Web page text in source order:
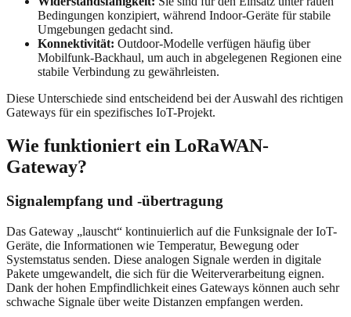
Bedingungen konzipiert, während Indoor-Geräte für stabile
Umgebungen gedacht sind.
Konnektivität: Outdoor-Modelle verfügen häufig über
Mobilfunk-Backhaul, um auch in abgelegenen Regionen eine
stabile Verbindung zu gewährleisten.
Diese Unterschiede sind entscheidend bei der Auswahl des richtigen
Gateways für ein spezifisches IoT-Projekt.
Wie funktioniert ein LoRaWAN-
Gateway?
Signalempfang und -übertragung
Das Gateway „lauscht“ kontinuierlich auf die Funksignale der IoT-
Geräte, die Informationen wie Temperatur, Bewegung oder
Systemstatus senden. Diese analogen Signale werden in digitale
Pakete umgewandelt, die sich für die Weiterverarbeitung eignen.
Dank der hohen Empfindlichkeit eines Gateways können auch sehr
schwache Signale über weite Distanzen empfangen werden.